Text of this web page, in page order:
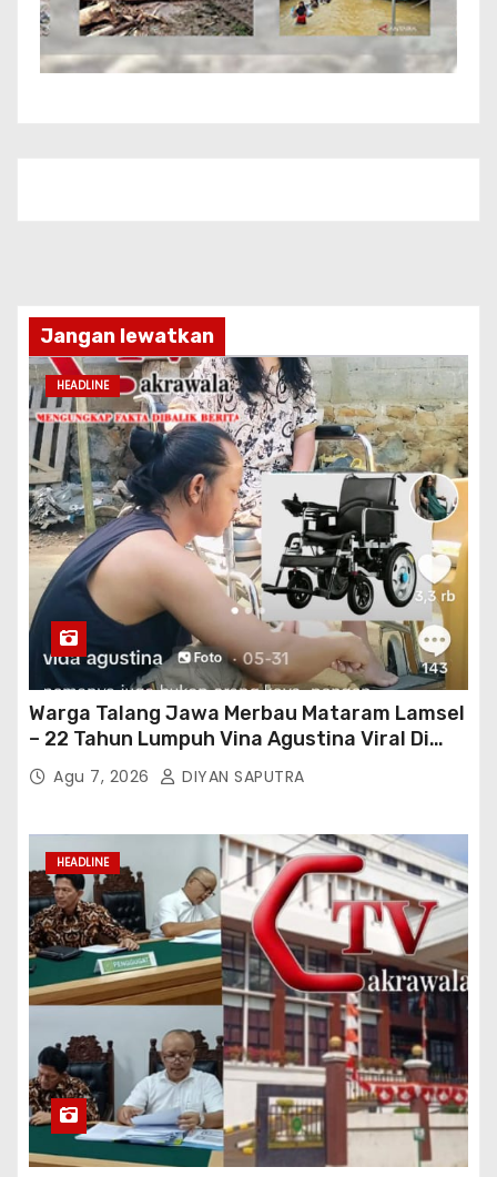
Jangan lewatkan
HEADLINE
Warga Talang Jawa Merbau Mataram Lamsel
– 22 Tahun Lumpuh Vina Agustina Viral Di
Tiktok Inginkan Kursi Roda Listrik, Kepala
Perwakilan Provinsi Lampung Media
Bertindak
Agu 7, 2026 DIYAN SAPUTRA
HEADLINE